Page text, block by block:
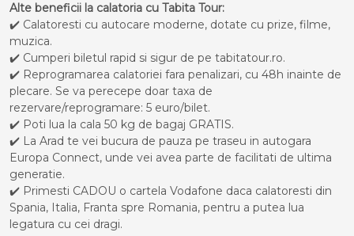
Alte beneficii la calatoria cu Tabita Tour:
✔️ Calatoresti cu autocare moderne, dotate cu prize, filme,
muzica.
✔️ Cumperi biletul rapid si sigur de pe tabitatour.ro.
✔️ Reprogramarea calatoriei fara penalizari, cu 48h inainte de
plecare. Se va perecepe doar taxa de
rezervare/reprogramare: 5 euro/bilet.
✔️ Poti lua la cala 50 kg de bagaj GRATIS.
✔️ La Arad te vei bucura de pauza pe traseu in autogara
Europa Connect, unde vei avea parte de facilitati de ultima
generatie.
✔️ Primesti CADOU o cartela Vodafone daca calatoresti din
Spania, Italia, Franta spre Romania, pentru a putea lua
legatura cu cei dragi.